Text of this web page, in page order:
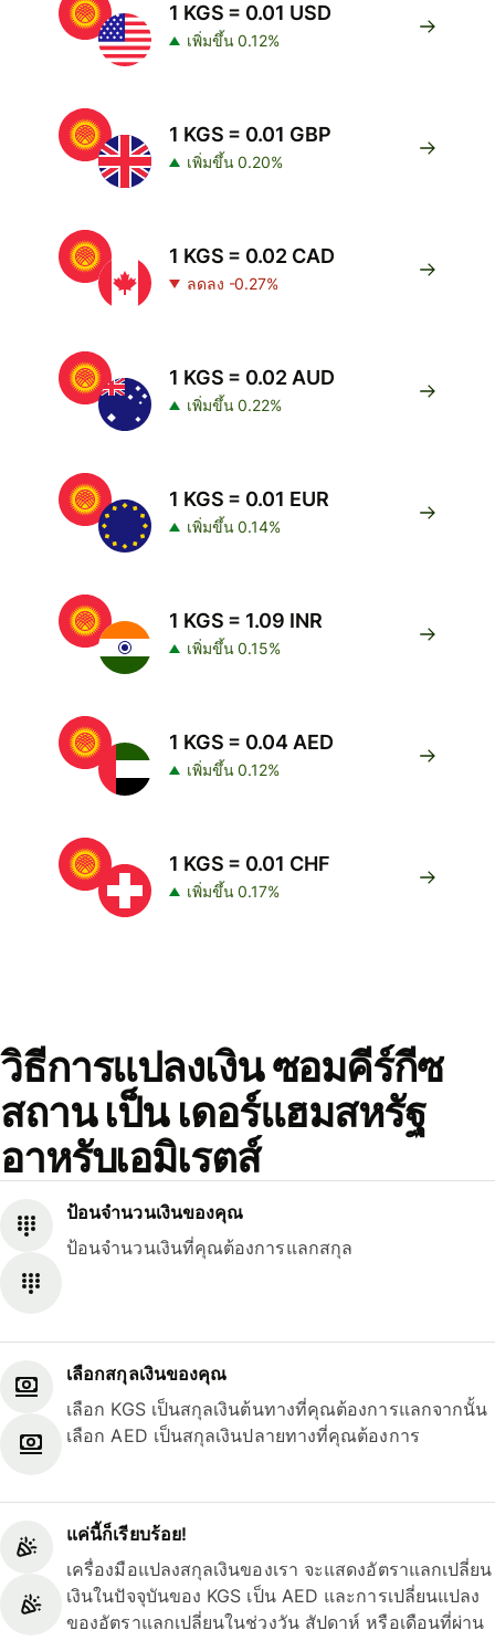
1 KGS = 0.01 USD
เพิ่มขึ้น 0.12%
1 KGS = 0.01 GBP
เพิ่มขึ้น 0.20%
1 KGS = 0.02 CAD
ลดลง -0.27%
1 KGS = 0.02 AUD
เพิ่มขึ้น 0.22%
1 KGS = 0.01 EUR
เพิ่มขึ้น 0.14%
1 KGS = 1.09 INR
เพิ่มขึ้น 0.15%
1 KGS = 0.04 AED
เพิ่มขึ้น 0.12%
1 KGS = 0.01 CHF
เพิ่มขึ้น 0.17%
วิธีการแปลงเงิน ซอมคีร์กีซ
สถาน เป็น เดอร์แฮมสหรัฐ
อาหรับเอมิเรตส์
ป้อนจำนวนเงินของคุณ
ป้อนจำนวนเงินที่คุณต้องการแลกสกุล
เลือกสกุลเงินของคุณ
เลือก KGS เป็นสกุลเงินต้นทางที่คุณต้องการแลกจากนั้น
เลือก AED เป็นสกุลเงินปลายทางที่คุณต้องการ
แค่นี้ก็เรียบร้อย!
เครื่องมือแปลงสกุลเงินของเรา จะแสดงอัตราแลกเปลี่ยน
เงินในปัจจุบันของ KGS เป็น AED และการเปลี่ยนแปลง
ของอัตราแลกเปลี่ยนในช่วงวัน สัปดาห์ หรือเดือนที่ผ่าน